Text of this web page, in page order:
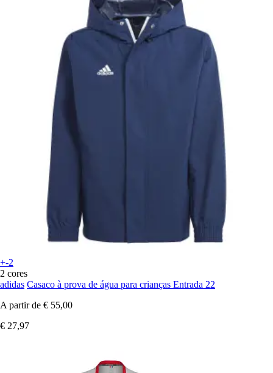
+-2
2 cores
adidas Casaco à prova de água para crianças Entrada 22
A partir de € 55,00
€ 27,97